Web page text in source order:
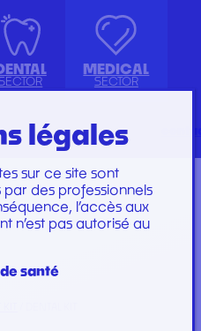
KIT INSTRUMENTS
LABORATOIRE
PLATEAU
PROTECTION
RESTORATION AND
GAMME
MEDICAL
SECTOR
PERFUSION SET
CARE SET
SUTURE SET
CARE AND
DRESSINGS
légales
sur ce site sont
par des professionnels
l’accès aux
n’est pas autorisé au
santé